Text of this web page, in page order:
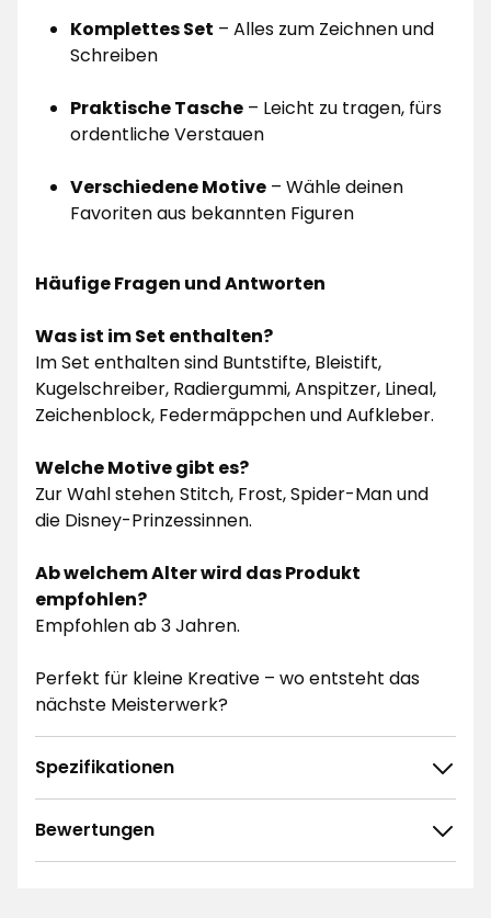
Komplettes Set – Alles zum Zeichnen und
Schreiben
Praktische Tasche – Leicht zu tragen, fürs
ordentliche Verstauen
Verschiedene Motive – Wähle deinen
Favoriten aus bekannten Figuren
Häufige Fragen und Antworten
Was ist im Set enthalten?
Im Set enthalten sind Buntstifte, Bleistift,
Kugelschreiber, Radiergummi, Anspitzer, Lineal,
Zeichenblock, Federmäppchen und Aufkleber.
Welche Motive gibt es?
Zur Wahl stehen Stitch, Frost, Spider-Man und
die Disney-Prinzessinnen.
Ab welchem Alter wird das Produkt
empfohlen?
Empfohlen ab 3 Jahren.
Perfekt für kleine Kreative – wo entsteht das
nächste Meisterwerk?
Spezifikationen
Bewertungen
4.4